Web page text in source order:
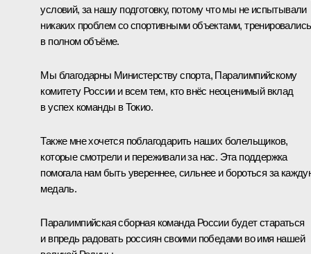
условий, за нашу подготовку, потому что мы не испытывали
никаких проблем со спортивными объектами, тренировались
в полном объёме.
Мы благодарны Министерству спорта, Паралимпийскому
комитету России и всем тем, кто внёс неоценимый вклад
в успех команды в Токио.
Также мне хочется поблагодарить наших болельщиков,
которые смотрели и переживали за нас. Эта поддержка
помогала нам быть увереннее, сильнее и бороться за
медаль.
Паралимпийская сборная команда России будет стараться
и впредь радовать россиян своими победами во имя нашей